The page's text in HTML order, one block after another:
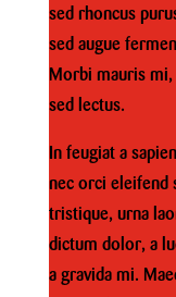
sed rhoncus
sed augue
Morbi mauris
sed lectus.
In feugiat a
nec orci eleifend
tristique, urna
dictum dolor, a
a gravida mi.